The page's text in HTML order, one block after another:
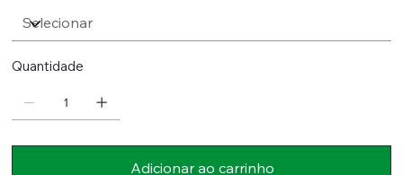
Quantidade
Adicionar ao carrinho